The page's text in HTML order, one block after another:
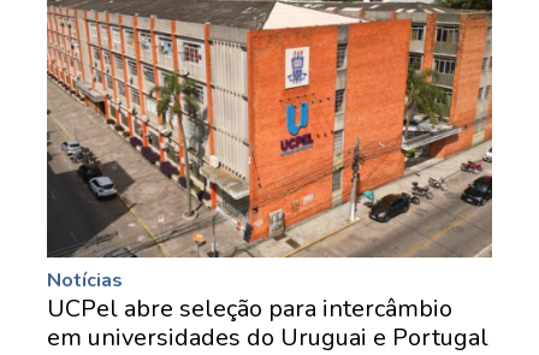
Notícias
UCPel abre seleção para intercâmbio
em universidades do Uruguai e Portugal